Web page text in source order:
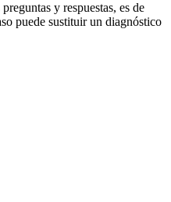
y respuestas, es de
puede sustituir un diagnóstico